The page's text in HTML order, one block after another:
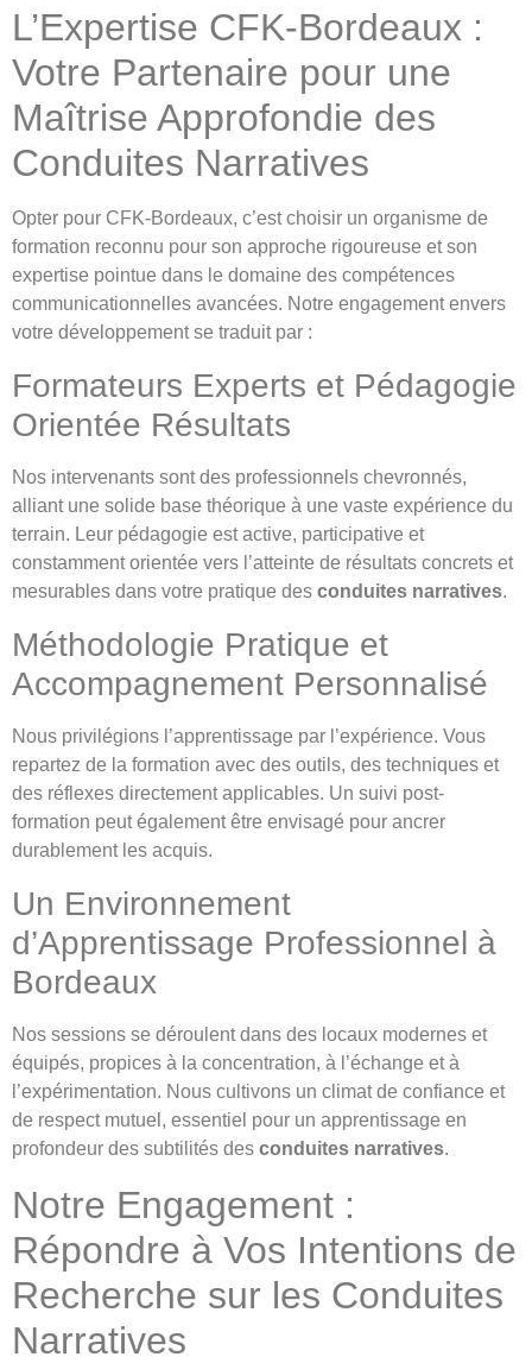
L’Expertise CFK-Bordeaux :
Votre Partenaire pour une
Maîtrise Approfondie des
Conduites Narratives
Opter pour CFK-Bordeaux, c’est choisir un organisme de
formation reconnu pour son approche rigoureuse et son
expertise pointue dans le domaine des compétences
communicationnelles avancées. Notre engagement envers
votre développement se traduit par :
Formateurs Experts et Pédagogie
Orientée Résultats
Nos intervenants sont des professionnels chevronnés,
alliant une solide base théorique à une vaste expérience du
terrain. Leur pédagogie est active, participative et
constamment orientée vers l’atteinte de résultats concrets et
mesurables dans votre pratique des conduites narratives.
Méthodologie Pratique et
Accompagnement Personnalisé
Nous privilégions l’apprentissage par l’expérience. Vous
repartez de la formation avec des outils, des techniques et
des réflexes directement applicables. Un suivi post-
formation peut également être envisagé pour ancrer
durablement les acquis.
Un Environnement
d’Apprentissage Professionnel à
Bordeaux
Nos sessions se déroulent dans des locaux modernes et
équipés, propices à la concentration, à l’échange et à
l’expérimentation. Nous cultivons un climat de confiance et
de respect mutuel, essentiel pour un apprentissage en
profondeur des subtilités des conduites narratives.
Notre Engagement :
Répondre à Vos Intentions de
Recherche sur les Conduites
Narratives